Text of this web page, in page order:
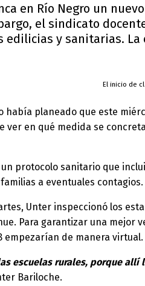
en Río Negro un
el sindicato
edilicias y sanitarias.
El inicio de
había planeado que este
ver en qué medida se
protocolo sanitario que
a eventuales contagios.
Unter inspeccionó los
Para garantizar una mejor
empezarían de manera virtual.
escuelas rurales, porque
Bariloche.